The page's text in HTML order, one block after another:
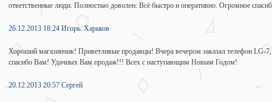
ответственные люди. Полностью доволен: Всё быстро и оперативно. Огромное
26.12.2013 18:24 Игорь. Харьков
Хороший магазинчик! Приветливые продавцы! Вчера вечером заказал телефон
спасибо Вам! Удачных Вам продаж!!! Всех с наступающим Новым Годом!
20.12.2013 20:57 Сергей